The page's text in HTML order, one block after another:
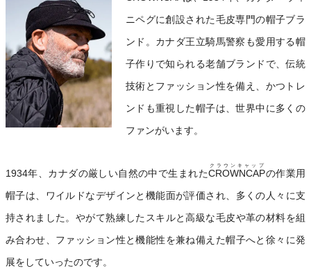
ニペグに創設された毛皮専門の帽子ブラ
ンド。カナダ王立騎馬警察も愛用する帽
子作りで知られる老舗ブランドで、伝統
技術とファッション性を備え、かつトレ
ンドも重視した帽子は、世界中に多くの
ファンがいます。
1934年、カナダの厳しい自然の中で生まれたCROWNCAP
クラウンキャップ
の作業用
帽子は、ワイルドなデザインと機能面が評価され、多くの人々に支
持されました。やがて熟練したスキルと高級な毛皮や革の材料を組
み合わせ、ファッション性と機能性を兼ね備えた帽子へと徐々に発
展をしていったのです。